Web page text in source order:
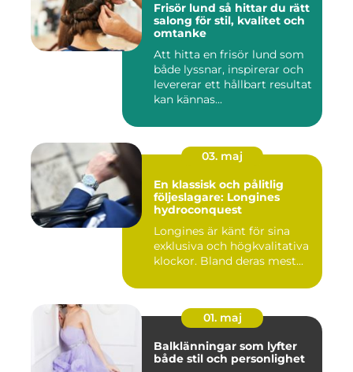
Frisör lund så hittar du rätt
salong för stil, kvalitet och
omtanke
Att hitta en frisör lund som
både lyssnar, inspirerar och
levererar ett hållbart resultat
kan kännas...
03. maj
En klassisk och pålitlig
följeslagare: Longines
hydroconquest
Longines är känt för sina
exklusiva och högkvalitativa
klockor. Bland deras mest...
01. maj
Balklänningar som lyfter
både stil och personlighet